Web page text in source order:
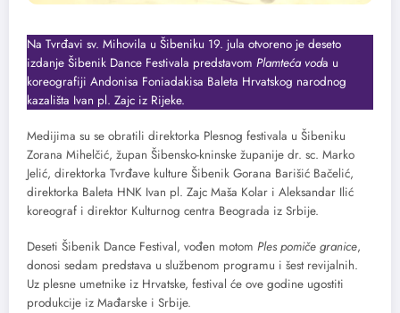
Na Tvrđavi sv. Mihovila u Šibeniku 19. jula otvoreno je deseto
izdanje Šibenik Dance Festivala predstavom Plamteća voda u
koreografiji Andonisa Foniadakisa Baleta Hrvatskog narodnog
kazališta Ivan pl. Zajc iz Rijeke.
Medijima su se obratili direktorka Plesnog festivala u Šibeniku
Zorana Mihelčić, župan Šibensko-kninske županije dr. sc. Marko
Jelić, direktorka Tvrđave kulture Šibenik Gorana Barišić Bačelić,
direktorka Baleta HNK Ivan pl. Zajc Maša Kolar i Aleksandar Ilić
koreograf i direktor Kulturnog centra Beograda iz Srbije.
Deseti Šibenik Dance Festival, vođen motom Ples pomiče granice,
donosi sedam predstava u službenom programu i šest revijalnih.
Uz plesne umetnike iz Hrvatske, festival će ove godine ugostiti
produkcije iz Mađarske i Srbije.